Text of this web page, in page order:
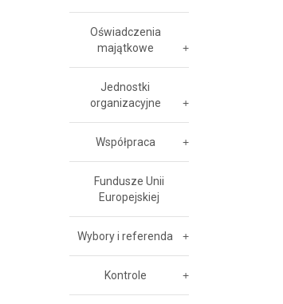
Oświadczenia
majątkowe
Jednostki
organizacyjne
Współpraca
Fundusze Unii
Europejskiej
Wybory i referenda
Kontrole